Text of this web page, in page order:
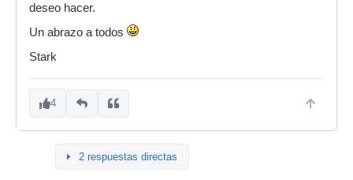
deseo hacer.
Un abrazo a todos
Stark
4
2 respuestas directas